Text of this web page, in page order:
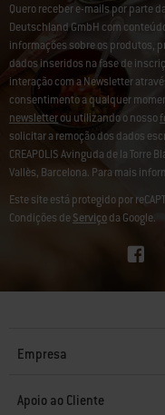
Quero receber e-mails por parte
Deutschland GmbH com
informações sobre os produtos,
dados inseridos na fase de
interação com a Newsletter
consentimento a qualquer
newsletterou utilizando o nosso
solicitar a remoção dos dados
CREAPOLIS Avinguda de la
Vallès, Barcelona. Para mais
Este site está protegido por
Condições deServiçoda Google.
Empresa
Apoio ao Cliente